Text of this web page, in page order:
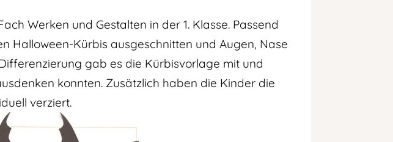
Werken und Gestalten in der 1. Klasse. Passend
Halloween-Kürbis ausgeschnitten und Augen, Nase
gab es die Kürbisvorlage mit und
konnten. Zusätzlich haben die Kinder die
verziert.